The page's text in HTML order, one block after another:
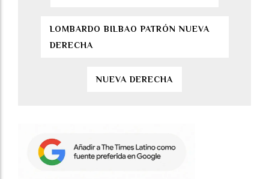
LOMBARDO BILBAO PATRÓN NUEVA
DERECHA
NUEVA DERECHA